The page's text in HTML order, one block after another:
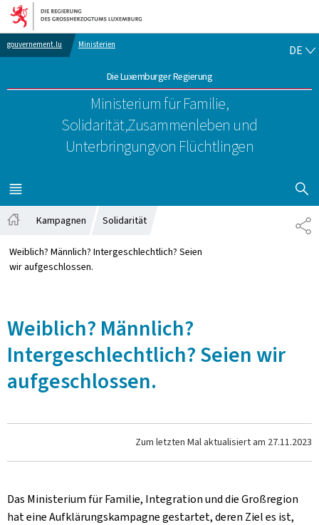
Zur Hauptnavigation
Zum Inhalt
gouvernement.lu Ministerien
Die Luxemburger Regierung
Ministerium für Familie,
Solidarität,Zusammenleben und
Unterbringungvon Flüchtlingen
DE
MENÜ
HAUPT-
Kampagnen Solidarität
Weiblich? Männlich? Intergeschlechtlich? Seien
wir aufgeschlossen.
Weiblich? Männlich?
Intergeschlechtlich? Seien wir
aufgeschlossen.
Zum letzten Mal aktualisiert am 27.11.2023
Das Ministerium für Familie, Integration und die Großregion
hat eine Aufklärungskampagne gestartet, deren Ziel es ist,